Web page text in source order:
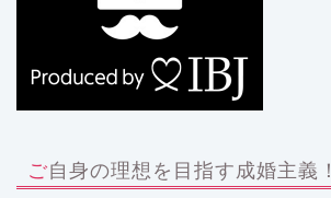
ご自身の理想を目指す成婚主義！